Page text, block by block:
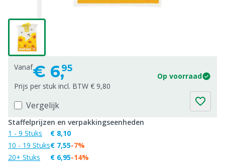
Vanaf€ 6,95
Op voorraad
Prijs per stuk incl. BTW € 9,80
Vergelijk
Staffelprijzen en verpakkingseenheden
1 - 9 Stuks
10 - 19 Stuks
20+ Stuks
€ 8,10
€ 7,55
€ 6,95
-7%
-14%